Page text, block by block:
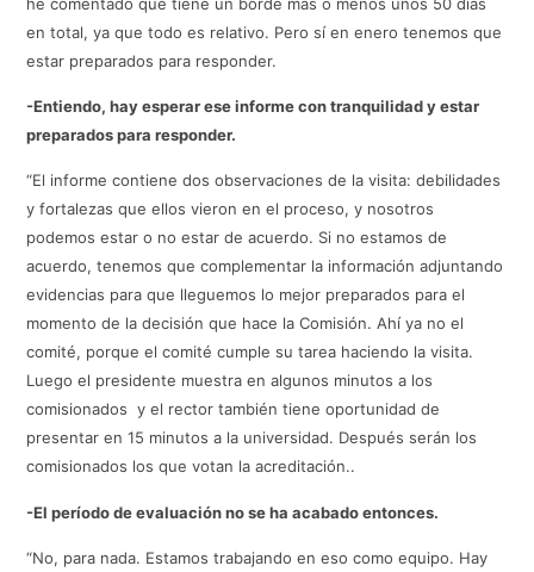
en total, ya que todo es relativo. Pero sí en enero tenemos que
estar preparados para responder.
-Entiendo, hay esperar ese informe con tranquilidad y estar
preparados para responder.
“El informe contiene dos observaciones de la visita: debilidades
y fortalezas que ellos vieron en el proceso, y nosotros
podemos estar o no estar de acuerdo. Si no estamos de
acuerdo, tenemos que complementar la información adjuntando
evidencias para que lleguemos lo mejor preparados para el
momento de la decisión que hace la Comisión. Ahí ya no el
comité, porque el comité cumple su tarea haciendo la visita.
Luego el presidente muestra en algunos minutos a los
comisionados y el rector también tiene oportunidad de
presentar en 15 minutos a la universidad. Después serán los
comisionados los que votan la acreditación..
-El período de evaluación no se ha acabado entonces.
“No, para nada. Estamos trabajando en eso como equipo. Hay